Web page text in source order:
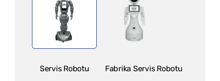
Servis Robotu Fabrika Servis Robotu